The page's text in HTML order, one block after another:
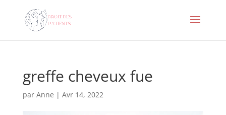
greffe cheveux fue
par Anne | Avr 14, 2022